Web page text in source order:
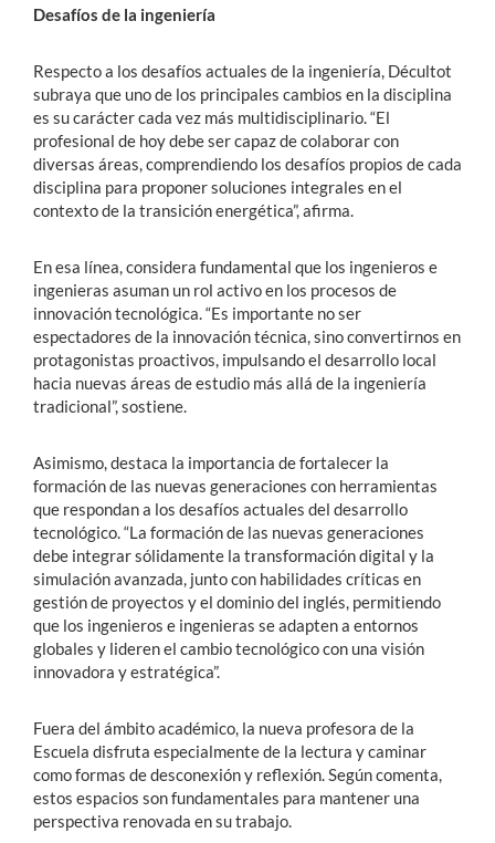
Desafíos de la ingeniería
Respecto a los desafíos actuales de la ingeniería, Décultot
subraya que uno de los principales cambios en la disciplina
es su carácter cada vez más multidisciplinario. “El
profesional de hoy debe ser capaz de colaborar con
diversas áreas, comprendiendo los desafíos propios de cada
disciplina para proponer soluciones integrales en el
contexto de la transición energética”, afirma.
En esa línea, considera fundamental que los ingenieros e
ingenieras asuman un rol activo en los procesos de
innovación tecnológica. “Es importante no ser
espectadores de la innovación técnica, sino convertirnos en
protagonistas proactivos, impulsando el desarrollo local
hacia nuevas áreas de estudio más allá de la ingeniería
tradicional”, sostiene.
Asimismo, destaca la importancia de fortalecer la
formación de las nuevas generaciones con herramientas
que respondan a los desafíos actuales del desarrollo
tecnológico. “La formación de las nuevas generaciones
debe integrar sólidamente la transformación digital y la
simulación avanzada, junto con habilidades críticas en
gestión de proyectos y el dominio del inglés, permitiendo
que los ingenieros e ingenieras se adapten a entornos
globales y lideren el cambio tecnológico con una visión
innovadora y estratégica”.
Fuera del ámbito académico, la nueva profesora de la
Escuela disfruta especialmente de la lectura y caminar
como formas de desconexión y reflexión. Según comenta,
estos espacios son fundamentales para mantener una
perspectiva renovada en su trabajo.